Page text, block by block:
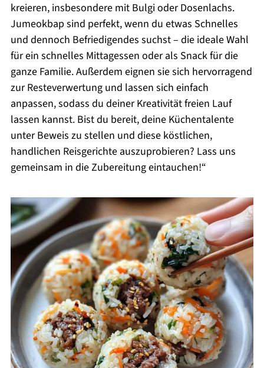
kreieren, insbesondere mit Bulgi oder Dosenlachs.
Jumeokbap sind perfekt, wenn du etwas Schnelles
und dennoch Befriedigendes suchst – die ideale Wahl
für ein schnelles Mittagessen oder als Snack für die
ganze Familie. Außerdem eignen sie sich hervorragend
zur Resteverwertung und lassen sich einfach
anpassen, sodass du deiner Kreativität freien Lauf
lassen kannst. Bist du bereit, deine Küchentalente
unter Beweis zu stellen und diese köstlichen,
handlichen Reisgerichte auszuprobieren? Lass uns
gemeinsam in die Zubereitung eintauchen!“